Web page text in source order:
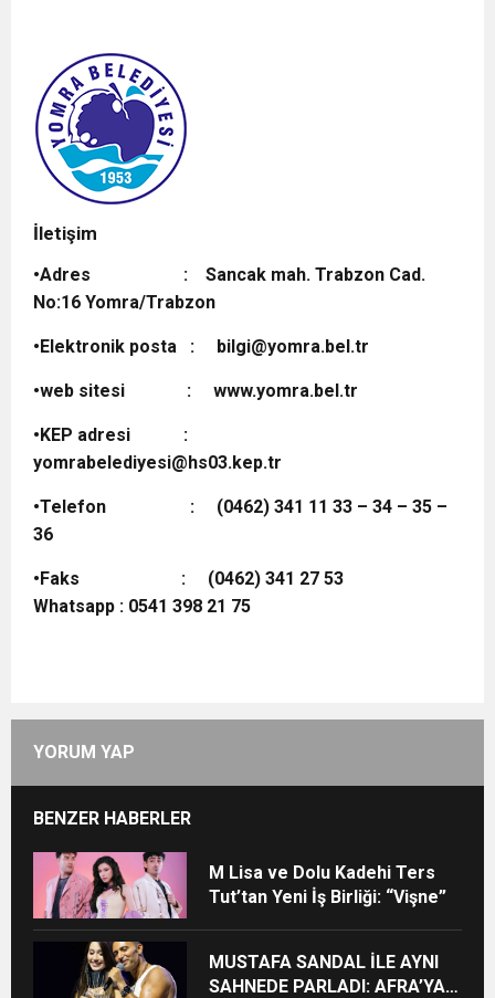
İletişim
•Adres : Sancak mah. Trabzon Cad.
No:16 Yomra/Trabzon
•Elektronik posta : bilgi@yomra.bel.tr
•web sitesi : www.yomra.bel.tr
•KEP adresi :
yomrabelediyesi@hs03.kep.tr
•Telefon : (0462) 341 11 33 – 34 – 35 –
36
•Faks : (0462) 341 27 53
Whatsapp : 0541 398 21 75
YORUM YAP
BENZER HABERLER
M Lisa ve Dolu Kadehi Ters
Tut’tan Yeni İş Birliği: “Vişne”
MUSTAFA SANDAL İLE AYNI
SAHNEDE PARLADI: AFRA’YA